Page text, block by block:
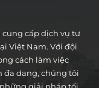
cấp dịch vụ tư
Việt Nam. Với đội